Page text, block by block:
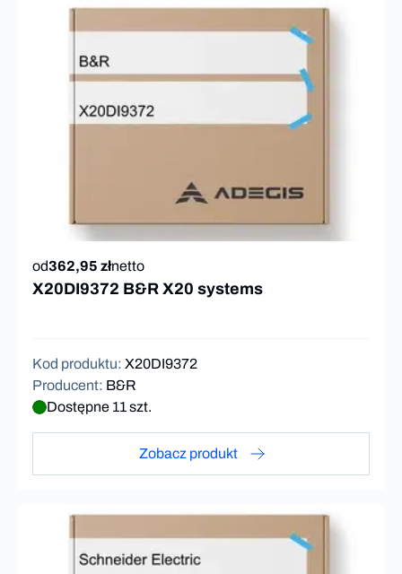
od362,95 złnetto
X20DI9372 B&R X20 systems
Kod produktu: X20DI9372
Producent: B&R
Dostępne 11 szt.
Zobacz produkt